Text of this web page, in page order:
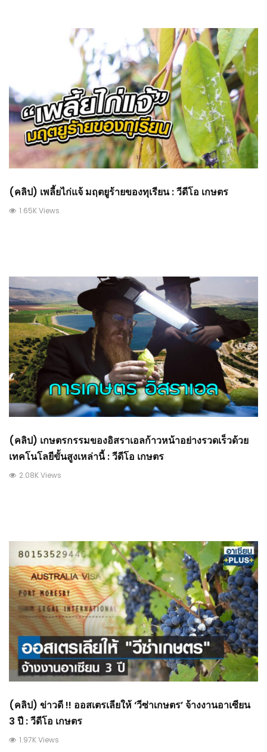
(คลิป) เพลี้ยไก่แจ้ มฤตยูร้ายของทุเรียน : วีดีโอ เกษตร
1.65K Views
(คลิป) เกษตรกรรมของอิสราเอลก้าวหน้าอย่างรวดเร็วด้วย
เทคโนโลยีขั้นสูงเหล่านี้ : วีดีโอ เกษตร
2.08K Views
(คลิป) ข่าวดี !! ออสเตรเลียให้ ‘วีซ่าเกษตร’ จ้างงานอาเซียน
3 ปี : วีดีโอ เกษตร
1.97K Views